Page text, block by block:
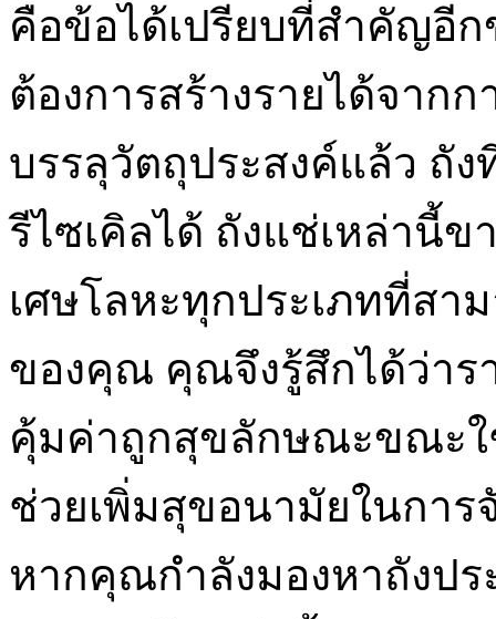
คือข้อได้เปรียบที่สำคัญอี
ต้องการสร้างรายได้จาก
บรรลุวัตถุประสงค์แล้ว ถั
รีไซเคิลได้ ถังแช่เหล่านี้
เศษโลหะทุกประเภทที่สา
ของคุณ คุณจึงรู้สึกได้ว่าร
คุ้มค่าถูกสุขลักษณะขณะใ
ช่วยเพิ่มสุขอนามัยในการ
หากคุณกำลังมองหาถังป